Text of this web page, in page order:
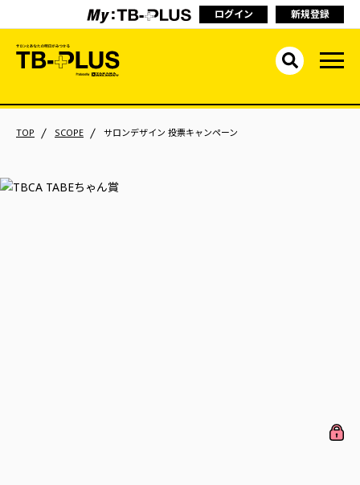
ログイン 新規登録
TOP SCOPE サロンデザイン 投票キャンペーン